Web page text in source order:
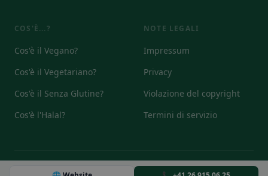
COS'È...?
Cos'è il Vegano?
Cos'è il Vegetariano?
Cos'è il Senza Glutine?
Cos'è l'Halal?
NOTE LEGALI
Impressum
Privacy
Violazione del copyright
Termini di servizio
© 2026